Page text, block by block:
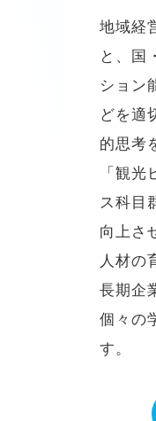
地域経
と、国
ション
どを適
的思考
「観
ス科目
向上さ
人材の
長期企
個々の
す。